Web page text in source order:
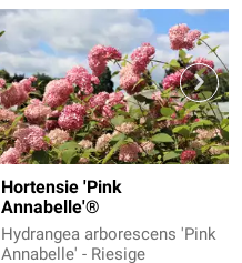
Hortensie 'Pink
Annabelle'®
Hydrangea arborescens 'Pink
Annabelle' - Riesige